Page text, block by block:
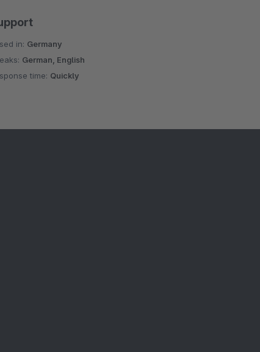
in: Germany
German, English
time: Quickly